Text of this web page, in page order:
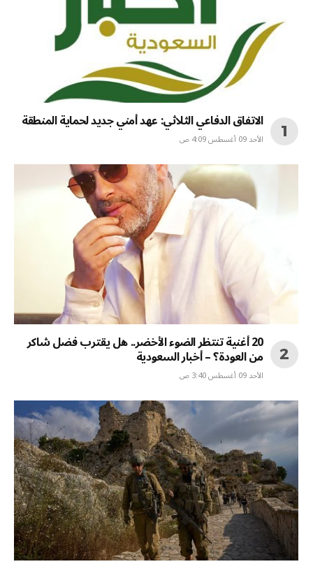
الاتفاق الدفاعي الثلاثي: عهد أمني جديد لحماية المنطقة
الأحد 09 أغسطس 4:09 ص
20 أغنية تنتظر الضوء الأخضر.. هل يقترب فضل شاكر
من العودة؟ – أخبار السعودية
الأحد 09 أغسطس 3:40 ص